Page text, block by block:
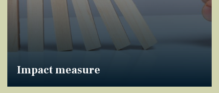
Impact measure